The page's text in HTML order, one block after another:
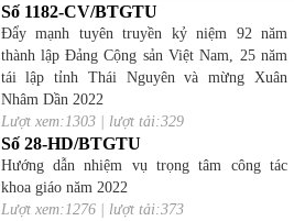
Số 1182-CV/BTGTU
Đẩy mạnh tuyên truyền kỷ niệm 92 năm
thành lập Đảng Cộng sản Việt Nam, 25 năm
tái lập tỉnh Thái Nguyên và mừng Xuân
Nhâm Dần 2022
Lượt xem:1303 | lượt tải:329
Số 28-HD/BTGTU
Hướng dẫn nhiệm vụ trọng tâm công tác
khoa giáo năm 2022
Lượt xem:1276 | lượt tải:373